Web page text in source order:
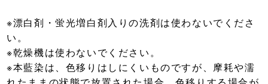
※漂白剤・蛍光増白剤入りの洗剤は使わないでくださ
い。
※乾燥機は使わないでください。
※本藍染は、色移りはしにくいものですが、摩耗や濡